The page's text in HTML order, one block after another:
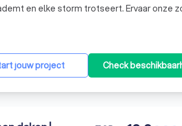
en elke storm trotseert. Ervaar onze
jouw project Check